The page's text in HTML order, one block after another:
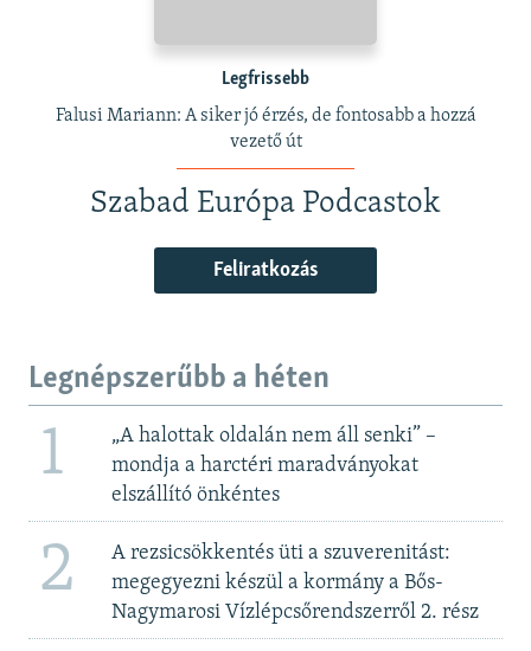
Legfrissebb
Falusi Mariann: A siker jó érzés, de fontosabb a hozzá
vezető út
Szabad Európa Podcastok
Feliratkozás
Legnépszerűbb a héten
1
„A halottak oldalán nem áll senki” –
mondja a harctéri maradványokat
elszállító önkéntes
2
A rezsicsökkentés üti a szuverenitást:
megegyezni készül a kormány a Bős-
Nagymarosi Vízlépcsőrendszerről 2. rész